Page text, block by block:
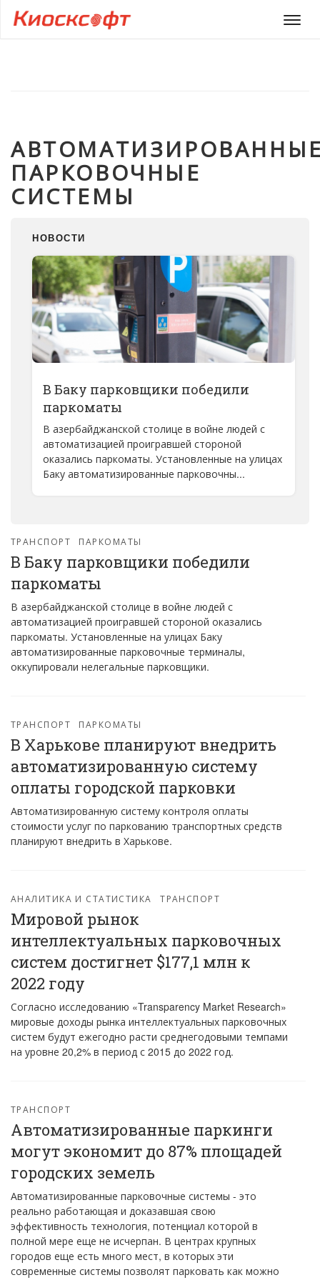
ПАРКОВОЧНЫЕ
СИСТЕМЫ
НОВОСТИ
В Баку парковщики победили
паркоматы
В азербайджанской столице в войне людей с
автоматизацией проигравшей стороной
оказались паркоматы. Установленные на улицах
Баку автоматизированные парковочны...
ТРАНСПОРТ ПАРКОМАТЫ
В Баку парковщики победили
паркоматы
В азербайджанской столице в войне людей с
автоматизацией проигравшей стороной оказались
паркоматы. Установленные на улицах Баку
автоматизированные парковочные терминалы,
оккупировали нелегальные парковщики.
ТРАНСПОРТ ПАРКОМАТЫ
В Харькове планируют внедрить
автоматизированную систему
оплаты городской парковки
Автоматизированную систему контроля оплаты
стоимости услуг по паркованию транспортных средств
планируют внедрить в Харькове.
АНАЛИТИКА И СТАТИСТИКА ТРАНСПОРТ
Мировой рынок
интеллектуальных парковочных
систем достигнет $177,1 млн к
2022 году
Согласно исследованию «Transparency Market Research»
мировые доходы рынка интеллектуальных парковочных
систем будут ежегодно расти среднегодовыми темпами
на уровне 20,2% в период с 2015 до 2022 год.
ТРАНСПОРТ
Автоматизированные паркинги
могут экономит до 87% площадей
городских земель
Автоматизированные парковочные системы - это
реально работающая и доказавшая свою
эффективность технология, потенциал которой в
полной мере еще не исчерпан. В центрах крупных
городов еще есть много мест, в которых эти
современные системы позволят парковать как можно